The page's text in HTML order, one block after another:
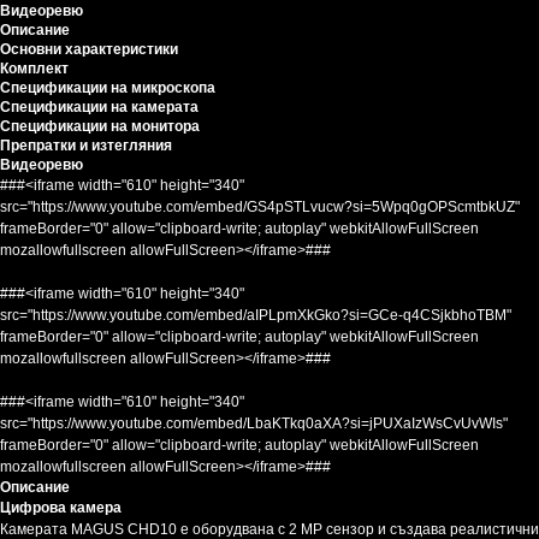
Видеоревю
Описание
Основни характеристики
Комплект
Спецификации на микроскопа
Спецификации на камерата
Спецификации на монитора
Препратки и изтегляния
Видеоревю
###<iframe width="610" height="340"
src="https://www.youtube.com/embed/GS4pSTLvucw?si=5Wpq0gOPScmtbkUZ"
frameBorder="0" allow="clipboard-write; autoplay" webkitAllowFullScreen
mozallowfullscreen allowFullScreen></iframe>###
###<iframe width="610" height="340"
src="https://www.youtube.com/embed/aIPLpmXkGko?si=GCe-q4CSjkbhoTBM"
frameBorder="0" allow="clipboard-write; autoplay" webkitAllowFullScreen
mozallowfullscreen allowFullScreen></iframe>###
###<iframe width="610" height="340"
src="https://www.youtube.com/embed/LbaKTkq0aXA?si=jPUXaIzWsCvUvWIs"
frameBorder="0" allow="clipboard-write; autoplay" webkitAllowFullScreen
mozallowfullscreen allowFullScreen></iframe>###
Описание
Цифрова камера
Камерата MAGUS CHD10 е оборудвана с 2 MP сензор и създава реалистични